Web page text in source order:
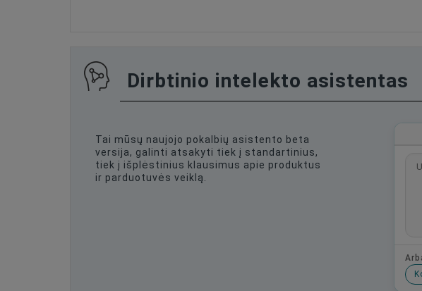
Dirbtinio intelekto asistentas
Tai mūsų naujojo pokalbių asistento beta
versija, galinti atsakyti tiek į standartinius,
tiek į išplėstinius klausimus apie produktus
ir parduotuvės veiklą.